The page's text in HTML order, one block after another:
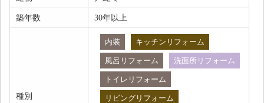
築年数 30年以上
種別
内装 キッチンリフォーム
風呂リフォーム 洗面所リフォーム
トイレリフォーム
リビングリフォーム